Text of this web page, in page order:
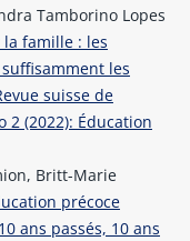
Tamborino Lopes
famille : les
les
suisse de
2 (2022): Éducation
Britt-Marie
précoce
ans passés, 10 ans